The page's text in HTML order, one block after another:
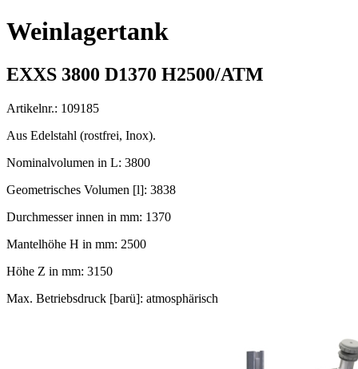
Weinlagertank
EXXS 3800 D1370 H2500/ATM
Artikelnr.: 109185
Aus Edelstahl (rostfrei, Inox).
Nominalvolumen in L: 3800
Geometrisches Volumen [l]: 3838
Durchmesser innen in mm: 1370
Mantelhöhe H in mm: 2500
Höhe Z in mm: 3150
Max. Betriebsdruck [barü]: atmosphärisch